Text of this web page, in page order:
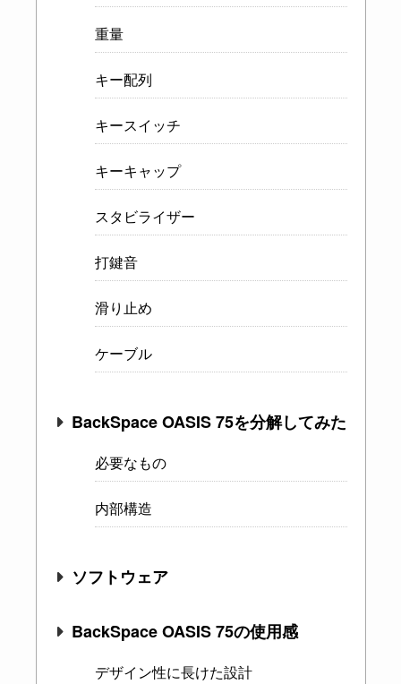
重量
キー配列
キースイッチ
キーキャップ
スタビライザー
打鍵音
滑り止め
ケーブル
BackSpace OASIS 75を分解してみた
必要なもの
内部構造
ソフトウェア
BackSpace OASIS 75の使用感
デザイン性に長けた設計